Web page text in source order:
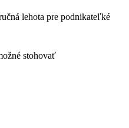
lehota pre podnikateľké
stohovať